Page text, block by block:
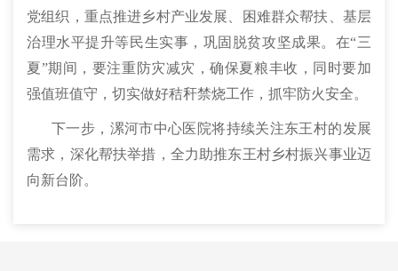
党组织，重点推进乡村产业发展、困难群众帮扶、基层
治理水平提升等民生实事，巩固脱贫攻坚成果。在“三
夏”期间，要注重防灾减灾，确保夏粮丰收，同时要加
强值班值守，切实做好秸秆禁烧工作，抓牢防火安全。
下一步，漯河市中心医院将持续关注东王村的发展
需求，深化帮扶举措，全力助推东王村乡村振兴事业迈
向新台阶。